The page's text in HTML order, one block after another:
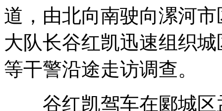
道，由北向南驶向漯河
大队长谷红凯迅速组织
等干警沿途走访调查。
谷红凯驾车在郾城区